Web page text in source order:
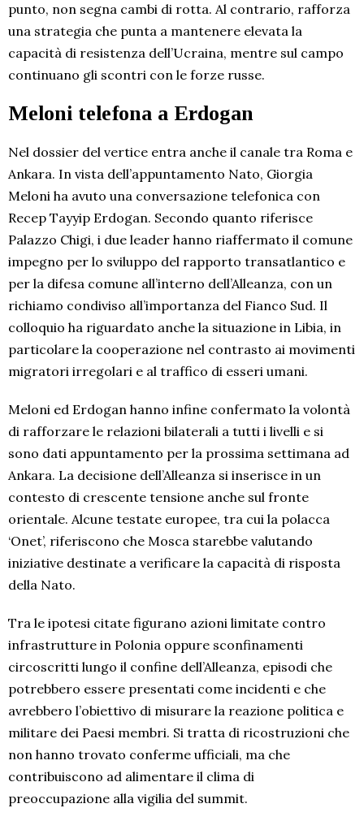
punto, non segna cambi di rotta. Al contrario, rafforza
una strategia che punta a mantenere elevata la
capacità di resistenza dell’Ucraina, mentre sul campo
continuano gli scontri con le forze russe.
Meloni telefona a Erdogan
Nel dossier del vertice entra anche il canale tra Roma e
Ankara. In vista dell’appuntamento Nato, Giorgia
Meloni ha avuto una conversazione telefonica con
Recep Tayyip Erdogan. Secondo quanto riferisce
Palazzo Chigi, i due leader hanno riaffermato il comune
impegno per lo sviluppo del rapporto transatlantico e
per la difesa comune all’interno dell’Alleanza, con un
richiamo condiviso all’importanza del Fianco Sud. Il
colloquio ha riguardato anche la situazione in Libia, in
particolare la cooperazione nel contrasto ai movimenti
migratori irregolari e al traffico di esseri umani.
Meloni ed Erdogan hanno infine confermato la volontà
di rafforzare le relazioni bilaterali a tutti i livelli e si
sono dati appuntamento per la prossima settimana ad
Ankara. La decisione dell’Alleanza si inserisce in un
contesto di crescente tensione anche sul fronte
orientale. Alcune testate europee, tra cui la polacca
‘Onet’, riferiscono che Mosca starebbe valutando
iniziative destinate a verificare la capacità di risposta
della Nato.
Tra le ipotesi citate figurano azioni limitate contro
infrastrutture in Polonia oppure sconfinamenti
circoscritti lungo il confine dell’Alleanza, episodi che
potrebbero essere presentati come incidenti e che
avrebbero l’obiettivo di misurare la reazione politica e
militare dei Paesi membri. Si tratta di ricostruzioni che
non hanno trovato conferme ufficiali, ma che
contribuiscono ad alimentare il clima di
preoccupazione alla vigilia del summit.